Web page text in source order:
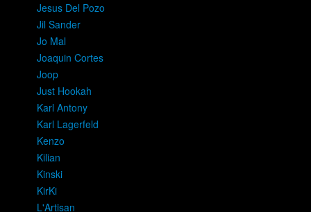
Jesus Del Pozo
Jil Sander
Jo Mal
Joaquin Cortes
Joop
Just Hookah
Karl Antony
Karl Lagerfeld
Kenzo
Kilian
Kinski
KirKi
L'Artisan